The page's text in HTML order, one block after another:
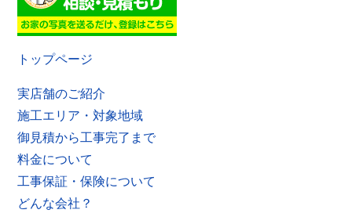
トップページ
実店舗のご紹介
施工エリア・対象地域
御見積から工事完了まで
料金について
工事保証・保険について
どんな会社？